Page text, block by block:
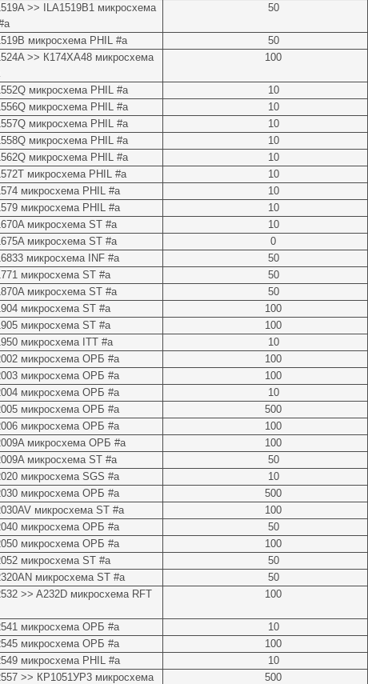
>> ILA1519B1 микросхема
50
микросхема PHIL #a 50
>> К174ХА48 микросхема
100
микросхема PHIL #a 10
микросхема PHIL #a
10
микросхема PHIL #a
10
микросхема PHIL #a
10
микросхема PHIL #a
10
микросхема PHIL #a
10
микросхема PHIL #a
10
микросхема PHIL #a
10
микросхема ST #a
10
микросхема ST #a
0
микросхема INF #a
50
микросхема ST #a
50
микросхема ST #a
50
микросхема ST #a
100
микросхема ST #a
100
микросхема ITT #a
10
микросхема ОРБ #a
100
микросхема ОРБ #a
100
микросхема ОРБ #a
10
микросхема ОРБ #a
500
микросхема ОРБ #a
100
микросхема ОРБ #a
100
микросхема ST #a
50
микросхема SGS #a
10
микросхема ОРБ #a
500
микросхема ST #a
100
микросхема ОРБ #a
50
микросхема ОРБ #a
100
микросхема ST #a
50
микросхема ST #a
50
>> A232D микросхема RFT
100
микросхема ОРБ #a 10
микросхема ОРБ #a
100
микросхема PHIL #a
10
>> КР1051УР3 микросхема
500